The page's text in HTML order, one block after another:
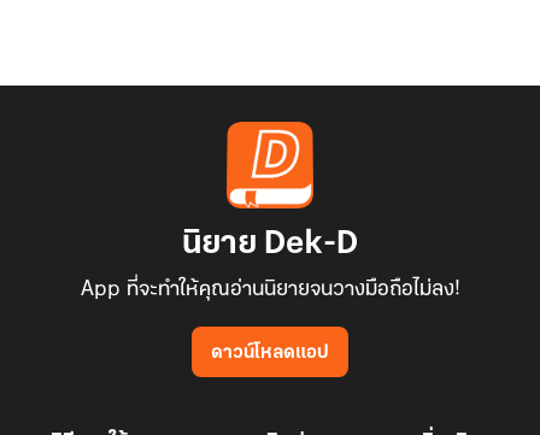
นิยาย Dek-D
App ที่จะทำให้คุณอ่านนิยายจนวางมือถือไม่ลง!
ดาวน์โหลดแอป